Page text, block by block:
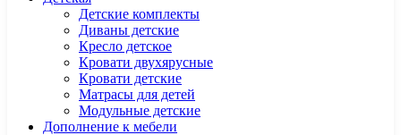
Детские комплекты
Диваны детские
Кресло детское
Кровати двухярусные
Кровати детские
Матрасы для детей
Модульные детские
Дополнение к мебели